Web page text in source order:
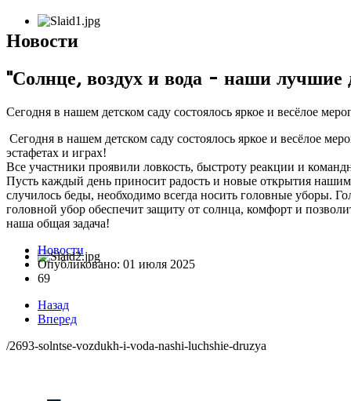
Новости
"Солнце, воздух и вода - наши лучшие
Сегодня в нашем детском саду состоялось яркое и весёлое
Сегодня в нашем детском саду состоялось яркое и весёлое
эстафетах и играх!
Все участники проявили ловкость, быстроту реакции и
Пусть каждый день приносит радость и новые открытия
случилось беды, необходимо всегда носить головные уборы.
головной убор обеспечит защиту от солнца, комфорт и
наша общая задача!
Новости
Опубликовано: 01 июля 2025
69
Назад
Вперед
/2693-solntse-vozdukh-i-voda-nashi-luchshie-druzya